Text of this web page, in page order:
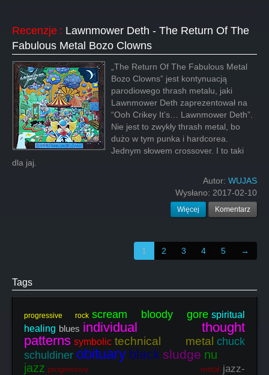
Recenzje : Lawnmower Deth - The Return Of The
Fabulous Metal Bozo Clowns
„The Return Of The Fabulous Metal
Bozo Clowns” jest kontynuacją
parodiowego thrash metalu, jaki
Lawnmower Deth zaprezentował na
“Ooh Crikey It’s… Lawnmower Deth”.
Nie jest to zwykły thrash metal, bo
dużo w tym punka i hardcorea.
Jednym słowem crossover. I to taki
dla jaj.
Autor: WUJAS
Wysłano: 2017-02-10
Więcej Komentarz
1 2 3 4 5 →
Tags
progressive rock scream bloody gore spiritual
healing blues individual thought
patterns symbolic technical metal chuck
schuldiner obituary black sludge nu
jazz progressive metal jazz-